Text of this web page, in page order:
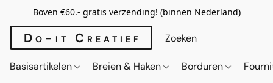
Boven €60.- gratis verzending! (binnen Nederland)
Do-it Creatief
Basisartikelen Breien & Haken Borduren